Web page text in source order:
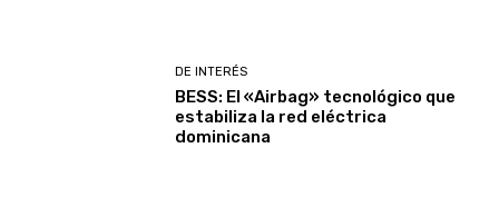
DE INTERÉS
BESS: El «Airbag» tecnológico que
estabiliza la red eléctrica
dominicana